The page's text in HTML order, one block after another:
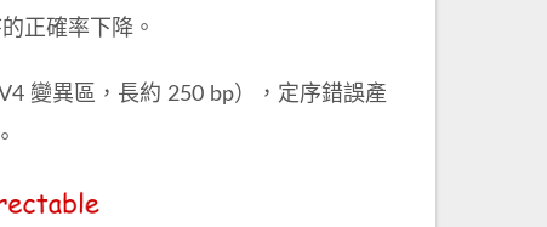
正確率下降。
變異區，長約 250 bp），定序錯誤產